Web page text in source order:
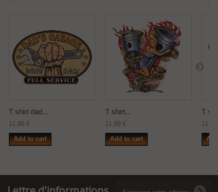
T shirt dad...
11,99 €
Add to cart
T shirt...
11,99 €
Add to cart
T